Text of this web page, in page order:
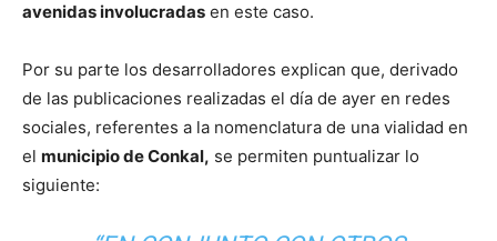
avenidas involucradas en este caso.
Por su parte los desarrolladores explican que, derivado
de las publicaciones realizadas el día de ayer en redes
sociales, referentes a la nomenclatura de una vialidad en
el municipio de Conkal, se permiten puntualizar lo
siguiente: